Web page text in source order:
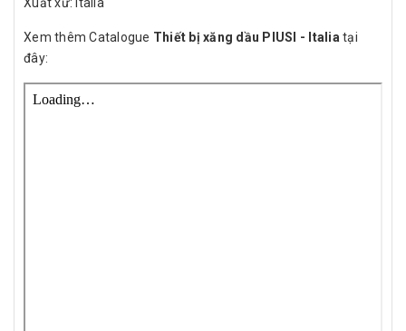
Xem thêm Catalogue Thiết bị xăng dầu PIUSI - Italia tại
đây: